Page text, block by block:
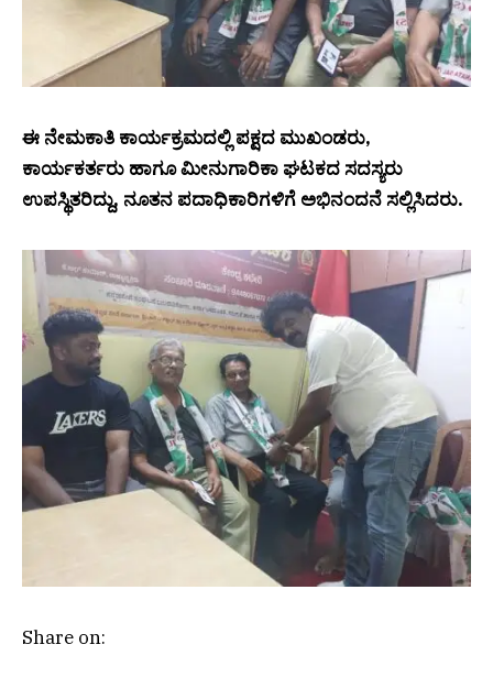
ಈ ನೇಮಕಾತಿ ಕಾರ್ಯಕ್ರಮದಲ್ಲಿ ಪಕ್ಷದ ಮುಖಂಡರು,
ಕಾರ್ಯಕರ್ತರು ಹಾಗೂ ಮೀನುಗಾರಿಕಾ ಘಟಕದ ಸದಸ್ಯರು
ಉಪಸ್ಥಿತರಿದ್ದು, ನೂತನ ಪದಾಧಿಕಾರಿಗಳಿಗೆ ಅಭಿನಂದನೆ ಸಲ್ಲಿಸಿದರು.
Share on: